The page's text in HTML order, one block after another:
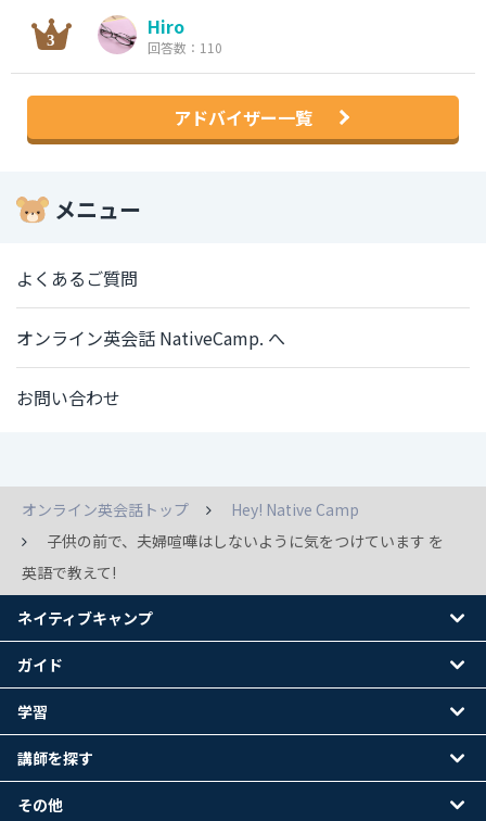
Hiro
回答数：110
アドバイザー一覧
メニュー
よくあるご質問
オンライン英会話 NativeCamp. へ
お問い合わせ
オンライン英会話トップ
Hey! Native Camp
子供の前で、夫婦喧嘩はしないように気をつけています を
英語で教えて!
ネイティブキャンプ
ガイド
学習
講師を探す
その他